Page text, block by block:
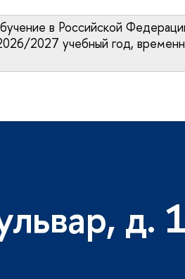
в Российской
2027 учебный год,
д.